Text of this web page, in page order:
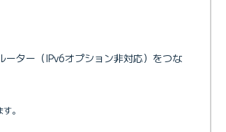
ター（IPv6オプション非対応）をつな
。